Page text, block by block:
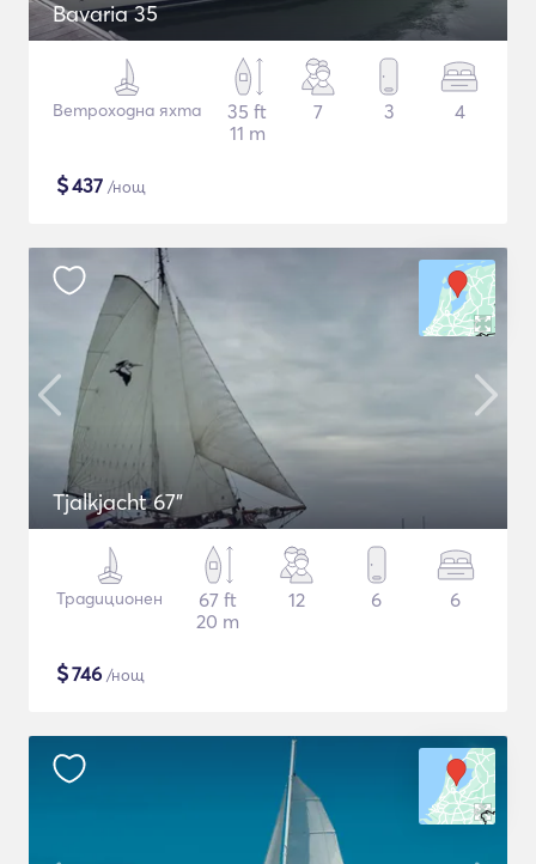
Bavaria 35
Ветроходна яхта
35 ft
11 m
7 3 4
$437 /нощ
Tjalkjacht 67"
Традиционен
67 ft
20 m
12 6 6
$746 /нощ